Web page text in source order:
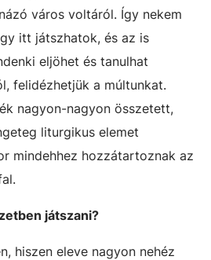
város voltáról. Így nekem
itt játszhatok, és az is
eljöhet és tanulhat
felidézhetjük a múltunkat.
nagyon-nagyon összetett,
liturgikus elemet
mindehhez hozzátartoznak az
játszani?
hiszen eleve nagyon nehéz